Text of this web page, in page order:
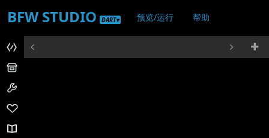
BFW STUDIO DART▾ 预览/运行 帮助